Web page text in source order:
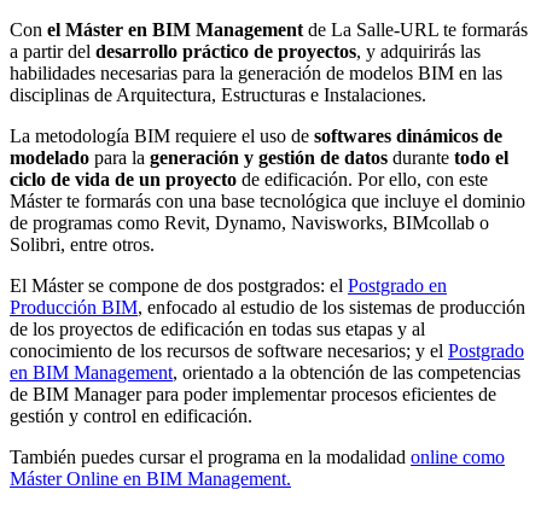
Con el Máster en BIM Management de La Salle-URL te formarás
a partir del desarrollo práctico de proyectos, y adquirirás las
habilidades necesarias para la generación de modelos BIM en las
disciplinas de Arquitectura, Estructuras e Instalaciones.
La metodología BIM requiere el uso de softwares dinámicos de
modelado para la generación y gestión de datos durante todo el
ciclo de vida de un proyecto de edificación. Por ello, con este
Máster te formarás con una base tecnológica que incluye el dominio
de programas como Revit, Dynamo, Navisworks, BIMcollab o
Solibri, entre otros.
El Máster se compone de dos postgrados: el Postgrado en
Producción BIM, enfocado al estudio de los sistemas de producción
de los proyectos de edificación en todas sus etapas y al
conocimiento de los recursos de software necesarios; y el Postgrado
en BIM Management, orientado a la obtención de las competencias
de BIM Manager para poder implementar procesos eficientes de
gestión y control en edificación.
También puedes cursar el programa en la modalidad online como
Máster Online en BIM Management.